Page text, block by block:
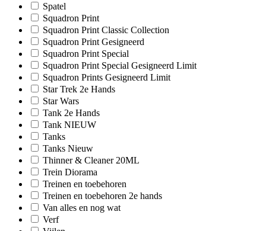
Spatel
Squadron Print
Squadron Print Classic Collection
Squadron Print Gesigneerd
Squadron Print Special
Squadron Print Special Gesigneerd Limit
Squadron Prints Gesigneerd Limit
Star Trek 2e Hands
Star Wars
Tank 2e Hands
Tank NIEUW
Tanks
Tanks Nieuw
Thinner & Cleaner 20ML
Trein Diorama
Treinen en toebehoren
Treinen en toebehoren 2e hands
Van alles en nog wat
Verf